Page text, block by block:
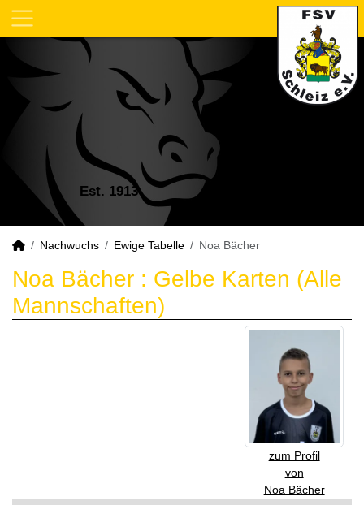
Est. 1913
Nachwuchs Ewige Tabelle Noa Bächer
Noa Bächer : Gelbe Karten (Alle
Mannschaften)
zum Profil
von
Noa Bächer